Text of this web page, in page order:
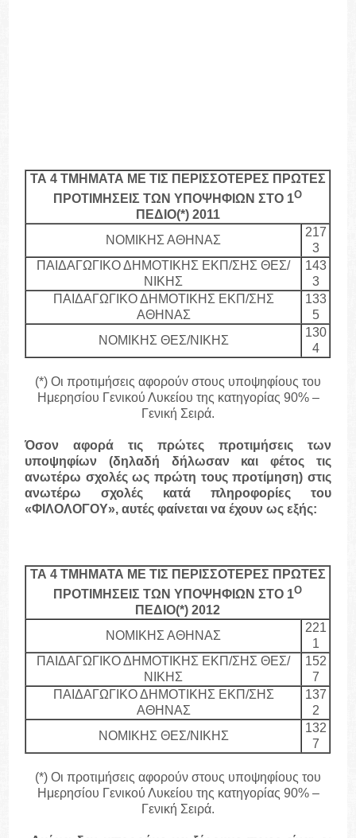
ΤΑ 4 ΤΜΗΜΑΤΑ ΜΕ ΤΙΣ ΠΕΡΙΣΣΟΤΕΡΕΣ ΠΡΩΤΕΣ
ΠΡΟΤΙΜΗΣΕΙΣ ΤΩΝ ΥΠΟΨΗΦΙΩΝ ΣΤΟ 1Ο
ΠΕΔΙΟ(*) 2011
ΝΟΜΙΚΗΣ ΑΘΗΝΑΣ
217
3
ΠΑΙΔΑΓΩΓΙΚΟ ΔΗΜΟΤΙΚΗΣ ΕΚΠ/ΣΗΣ ΘΕΣ/
ΝΙΚΗΣ
143
3
ΠΑΙΔΑΓΩΓΙΚΟ ΔΗΜΟΤΙΚΗΣ ΕΚΠ/ΣΗΣ
ΑΘΗΝΑΣ
133
5
ΝΟΜΙΚΗΣ ΘΕΣ/ΝΙΚΗΣ
130
4
(*) Οι προτιμήσεις αφορούν στους υποψηφίους του
Ημερησίου Γενικού Λυκείου της κατηγορίας 90% –
Γενική Σειρά.
Όσον αφορά τις πρώτες προτιμήσεις των
υποψηφίων (δηλαδή δήλωσαν και φέτος τις
ανωτέρω σχολές ως πρώτη τους προτίμηση) στις
ανωτέρω σχολές κατά πληροφορίες του
«ΦΙΛΟΛΟΓΟΥ», αυτές φαίνεται να έχουν ως εξής:
ΤΑ 4 ΤΜΗΜΑΤΑ ΜΕ ΤΙΣ ΠΕΡΙΣΣΟΤΕΡΕΣ ΠΡΩΤΕΣ
ΠΡΟΤΙΜΗΣΕΙΣ ΤΩΝ ΥΠΟΨΗΦΙΩΝ ΣΤΟ 1Ο
ΠΕΔΙΟ(*) 2012
ΝΟΜΙΚΗΣ ΑΘΗΝΑΣ
221
1
ΠΑΙΔΑΓΩΓΙΚΟ ΔΗΜΟΤΙΚΗΣ ΕΚΠ/ΣΗΣ ΘΕΣ/
ΝΙΚΗΣ
152
7
ΠΑΙΔΑΓΩΓΙΚΟ ΔΗΜΟΤΙΚΗΣ ΕΚΠ/ΣΗΣ
ΑΘΗΝΑΣ
137
2
ΝΟΜΙΚΗΣ ΘΕΣ/ΝΙΚΗΣ
132
7
(*) Οι προτιμήσεις αφορούν στους υποψηφίους του
Ημερησίου Γενικού Λυκείου της κατηγορίας 90% –
Γενική Σειρά.